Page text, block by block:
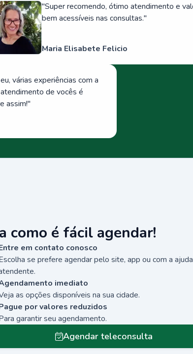
"Super recomendo, ótimo atendimento e
bem acessíveis nas consultas."
Maria Elisabete Felicio
várias experiências com a
de vocês é
assim!"
como é fácil agendar!
em contato conosco
se prefere agendar pelo site, app ou com a
imediato
as opções disponíveis na sua cidade.
por valores reduzidos
garantir seu agendamento.
Agendar teleconsulta